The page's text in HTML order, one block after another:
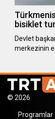
bisiklet
Devlet
merkezinin
© 2026
Programlar